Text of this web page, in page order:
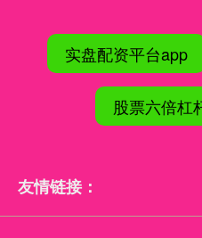
实盘配资平台app
股票六倍杠
友情链接：